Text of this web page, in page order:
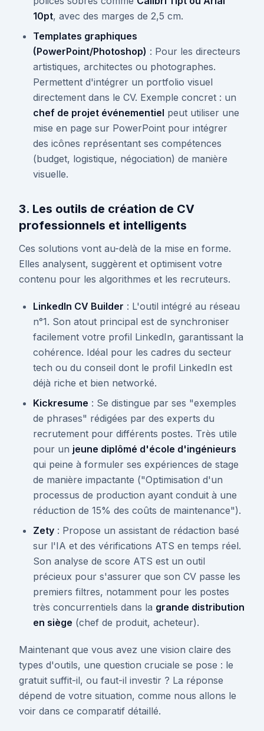
10pt, avec des marges de 2,5 cm.
Templates graphiques
(PowerPoint/Photoshop) : Pour les directeurs
artistiques, architectes ou photographes.
Permettent d'intégrer un portfolio visuel
directement dans le CV. Exemple concret : un
chef de projet événementiel peut utiliser une
mise en page sur PowerPoint pour intégrer
des icônes représentant ses compétences
(budget, logistique, négociation) de manière
visuelle.
3. Les outils de création de CV
professionnels et intelligents
Ces solutions vont au-delà de la mise en forme.
Elles analysent, suggèrent et optimisent votre
contenu pour les algorithmes et les recruteurs.
LinkedIn CV Builder : L'outil intégré au réseau
n°1. Son atout principal est de synchroniser
facilement votre profil LinkedIn, garantissant la
cohérence. Idéal pour les cadres du secteur
tech ou du conseil dont le profil LinkedIn est
déjà riche et bien networké.
Kickresume : Se distingue par ses "exemples
de phrases" rédigées par des experts du
recrutement pour différents postes. Très utile
pour un jeune diplômé d'école d'ingénieurs
qui peine à formuler ses expériences de stage
de manière impactante ("Optimisation d'un
processus de production ayant conduit à une
réduction de 15% des coûts de maintenance").
Zety : Propose un assistant de rédaction basé
sur l'IA et des vérifications ATS en temps réel.
Son analyse de score ATS est un outil
précieux pour s'assurer que son CV passe les
premiers filtres, notamment pour les postes
très concurrentiels dans la grande distribution
en siège (chef de produit, acheteur).
Maintenant que vous avez une vision claire des
types d'outils, une question cruciale se pose : le
gratuit suffit-il, ou faut-il investir ? La réponse
dépend de votre situation, comme nous allons le
voir dans ce comparatif détaillé.